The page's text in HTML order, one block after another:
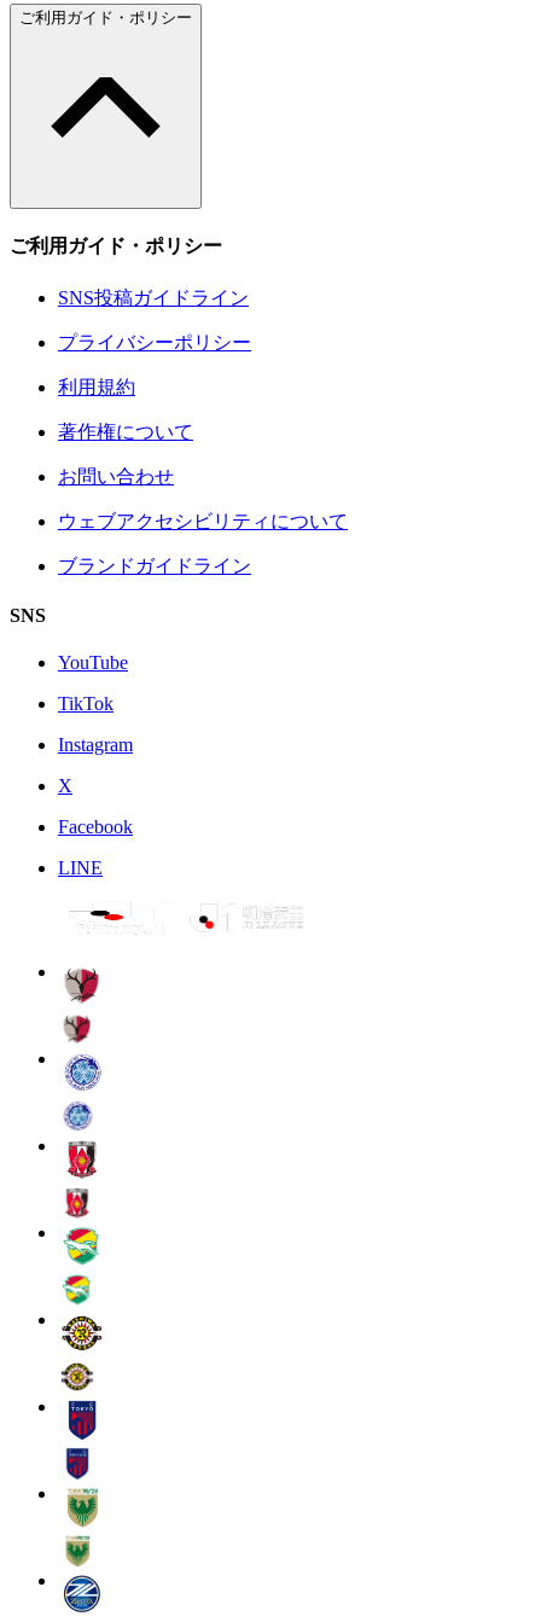
ご利用ガイド・ポリシー
ご利用ガイド・ポリシー
SNS投稿ガイドライン
プライバシーポリシー
利用規約
著作権について
お問い合わせ
ウェブアクセシビリティについて
ブランドガイドライン
SNS
YouTube
TikTok
Instagram
X
Facebook
LINE